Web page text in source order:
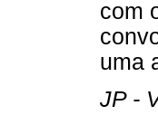
com
uma
JP -